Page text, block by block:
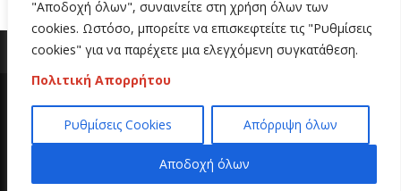
"Αποδοχή όλων", συναινείτε στη χρήση όλων των
cookies. Ωστόσο, μπορείτε να επισκεφτείτε τις "Ρυθμίσεις
cookies" για να παρέχετε μια ελεγχόμενη συγκατάθεση.
Πολιτική Απορρήτου
Ρυθμίσεις Cookies Απόρριψη όλων
Αποδοχή όλων
Copyright 2020 | All Rights Reserved | Κατασκευή
ιστοσελίδων
Hi Web